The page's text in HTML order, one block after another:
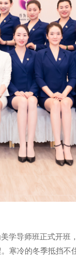
学导师班正式开班
寒冷的冬季抵挡不